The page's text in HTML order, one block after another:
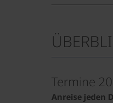
Termine
Anreise jeden